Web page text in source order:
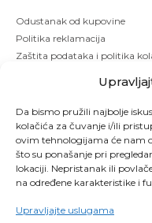
Da bismo pružili najbolje
kolačića za čuvanje i/ili
ovim tehnologijama će nam
što su ponašanje pri
lokaciji. Nepristanak ili
na određene karakteristike i
Upravljajte uslugama
Odustanak od kupovine
Politika reklamacija
Zaštita podataka i politika